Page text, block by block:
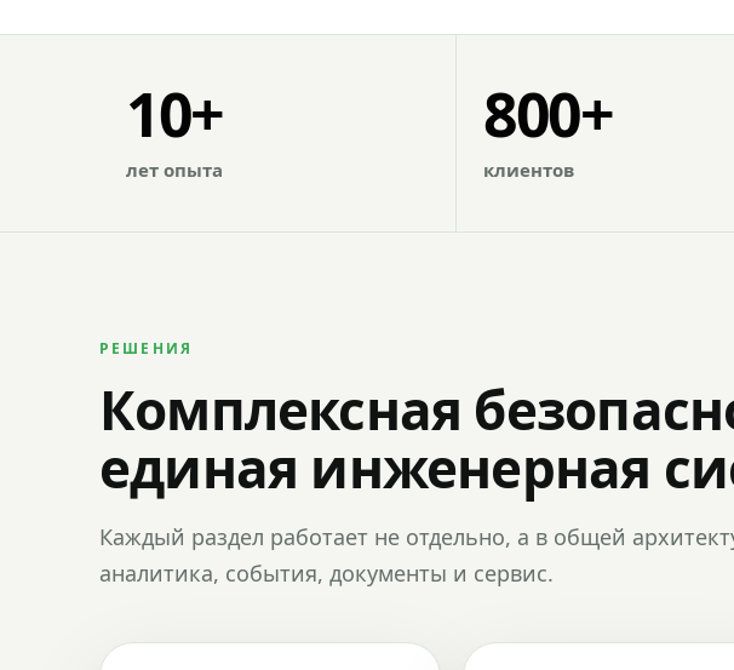
10+
лет опыта
800+
клиентов
РЕШЕНИЯ
Комплексная
единая инженерная
Каждый раздел работает не отдельно, а в общей
аналитика, события, документы и сервис.